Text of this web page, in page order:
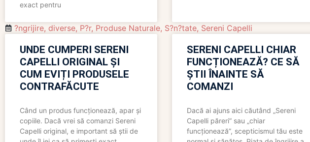
exact pentru
?ngrijire, diverse, P?r, Produse Naturale, S?n?tate, Sereni Capelli
UNDE CUMPERI SERENI
CAPELLI ORIGINAL ȘI
CUM EVIȚI PRODUSELE
CONTRAFĂCUTE
Când un produs funcționează, apar și
copiile. Dacă vrei să comanzi Sereni
Capelli original, e important să știi de
SERENI CAPELLI CHIAR
FUNCȚIONEAZĂ? CE SĂ
ȘTII ÎNAINTE SĂ
COMANZI
Dacă ai ajuns aici căutând „Sereni
Capelli păreri” sau „chiar
funcționează”, scepticismul tău este